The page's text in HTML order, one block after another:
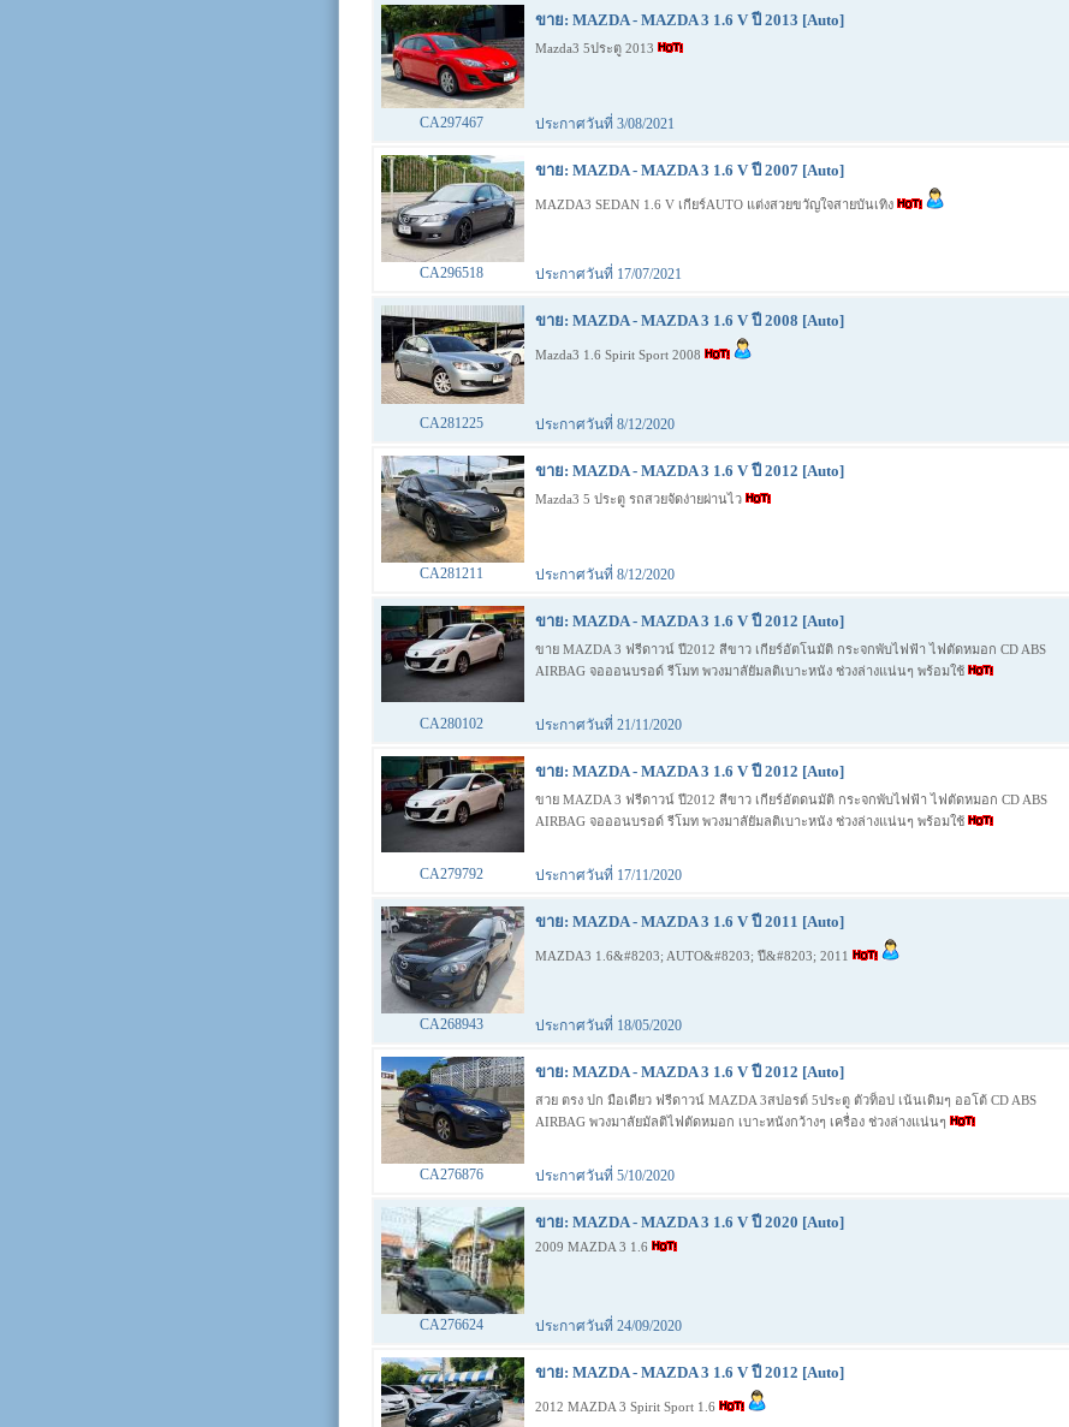
ขาย: MAZDA - MAZDA 3 1.6 V ปี 2013 [Auto]
Mazda3 5ประตู 2013
CA297467 ประกาศวันที่ 3/08/2021
ขาย: MAZDA - MAZDA 3 1.6 V ปี 2007 [Auto]
MAZDA3 SEDAN 1.6 V เกียร์AUTO แต่งสวยขวัญใจสายบันเทิง
CA296518 ประกาศวันที่ 17/07/2021
ขาย: MAZDA - MAZDA 3 1.6 V ปี 2008 [Auto]
Mazda3 1.6 Spirit Sport 2008
CA281225 ประกาศวันที่ 8/12/2020
ขาย: MAZDA - MAZDA 3 1.6 V ปี 2012 [Auto]
Mazda3 5 ประตู รถสวยจัดง่ายผ่านไว
CA281211 ประกาศวันที่ 8/12/2020
ขาย: MAZDA - MAZDA 3 1.6 V ปี 2012 [Auto]
ขาย MAZDA 3 ฟรีดาวน์ ปี2012 สีขาว เกียร์อัตโนมัติ กระจกพับไฟฟ้า ไฟตัดหมอก CD ABS
AIRBAG จอออนบรอด์ รีโมท พวงมาลัยัมลติเบาะหนัง ช่วงล่างแน่นๆ พร้อมใช้
CA280102 ประกาศวันที่ 21/11/2020
ขาย: MAZDA - MAZDA 3 1.6 V ปี 2012 [Auto]
ขาย MAZDA 3 ฟรีดาวน์ ปี2012 สีขาว เกียร์อัตดนมัติ กระจกพับไฟฟ้า ไฟตัดหมอก CD ABS
AIRBAG จอออนบรอด์ รีโมท พวงมาลัยัมลติเบาะหนัง ช่วงล่างแน่นๆ พร้อมใช้
CA279792 ประกาศวันที่ 17/11/2020
ขาย: MAZDA - MAZDA 3 1.6 V ปี 2011 [Auto]
MAZDA3 1.6&#8203; AUTO&#8203; ปี&#8203; 2011
CA268943 ประกาศวันที่ 18/05/2020
ขาย: MAZDA - MAZDA 3 1.6 V ปี 2012 [Auto]
สวย ตรง ปก มือเดียว ฟรีดาวน์ MAZDA 3สปอรต์ 5ประตู ตัวท็อป เน้นเดิมๆ ออโต้ CD ABS
AIRBAG พวงมาลัยมัลติไฟตัดหมอก เบาะหนังกว้างๆ เครื่อง ช่วงล่างแน่นๆ
CA276876 ประกาศวันที่ 5/10/2020
ขาย: MAZDA - MAZDA 3 1.6 V ปี 2020 [Auto]
2009 MAZDA 3 1.6
CA276624 ประกาศวันที่ 24/09/2020
ขาย: MAZDA - MAZDA 3 1.6 V ปี 2012 [Auto]
2012 MAZDA 3 Spirit Sport 1.6